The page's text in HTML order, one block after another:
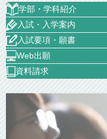
学部・学科紹介
入試・入学案内
入試要項・願書
Web出願
資料請求